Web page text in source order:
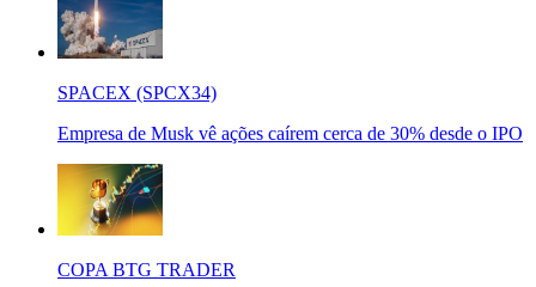
SPACEX (SPCX34)
Empresa de Musk vê ações caírem cerca de 30% desde o IPO
COPA BTG TRADER